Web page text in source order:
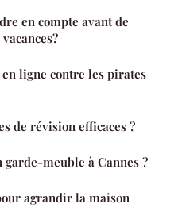
en compte avant de
ligne contre les pirates
de révision efficaces ?
meuble à Cannes ?
agrandir la maison